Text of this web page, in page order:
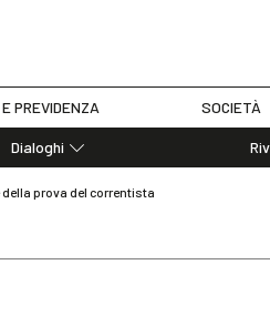
PREVIDENZA SOCIETÀ
Dialoghi
prova del correntista